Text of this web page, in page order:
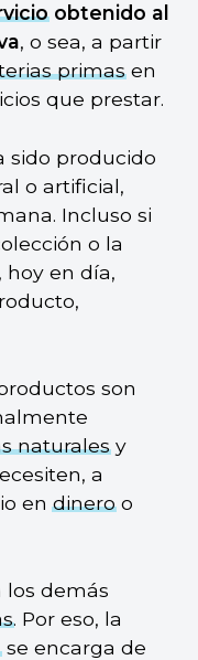
obtenido al
, o sea, a partir
primasen
que prestar.
sido producido
o artificial,
Incluso si
o la
hoy en día,
son
naturalesy
a
endineroo
los demás
. Por eso, la
se encarga de